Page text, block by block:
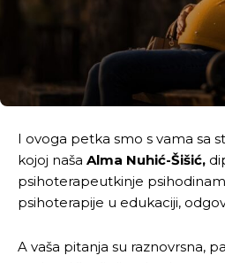
I ovoga petka smo s vama sa
kojoj naša Alma Nuhić-Šišić,
psihoterapeutkinje
psihoterapije u edukaciji,
A vaša pitanja su raznovrsna,